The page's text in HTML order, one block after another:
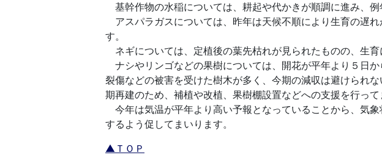
基幹作物の水稲については、耕起や代かきが順調に進み、
アスパラガスについては、昨年は天候不順により生育の遅
す。
ネギについては、定植後の葉先枯れが見られたものの、生育
ナシやリンゴなどの果樹については、開花が平年より５日
裂傷などの被害を受けた樹木が多く、今期の減収は避けられ
期再建のため、補植や改植、果樹棚設置などへの支援を行って
今年は気温が平年より高い予報となっていることから、気
するよう促してまいります。
▲ＴＯＰ